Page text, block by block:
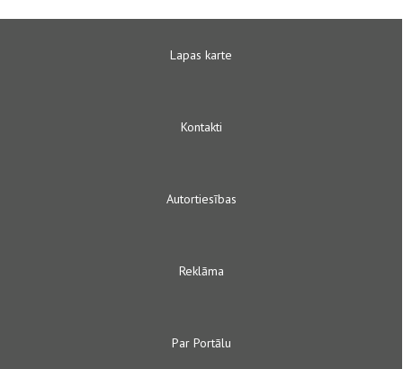
Lapas karte
Kontakti
Autortiesības
Reklāma
Par Portālu